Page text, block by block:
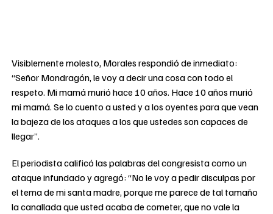
Visiblemente molesto, Morales respondió de inmediato:
“Señor Mondragón, le voy a decir una cosa con todo el
respeto. Mi mamá murió hace 10 años. Hace 10 años murió
mi mamá. Se lo cuento a usted y a los oyentes para que vean
la bajeza de los ataques a los que ustedes son capaces de
llegar”.
El periodista calificó las palabras del congresista como un
ataque infundado y agregó: “No le voy a pedir disculpas por
el tema de mi santa madre, porque me parece de tal tamaño
la canallada que usted acaba de cometer, que no vale la